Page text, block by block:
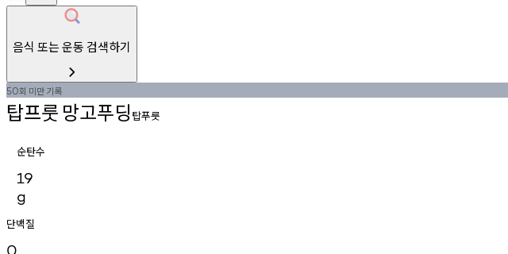
음식 또는 운동 검색하기
50회 미만기록
탑프룻 망고푸딩 탑푸릇
순탄수
19
g
단백질